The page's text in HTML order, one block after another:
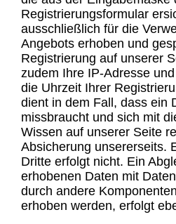
Registrierungsformular
ausschließlich für die
Angebots erhoben und
Registrierung auf unserer
zudem Ihre IP-Adresse
die Uhrzeit Ihrer
dient in dem Fall, dass ein
missbraucht und sich mit
Wissen auf unserer Seite
Absicherung unsererseits.
Dritte erfolgt nicht. Ein
erhobenen Daten mit
durch andere
erhoben werden, erfolgt